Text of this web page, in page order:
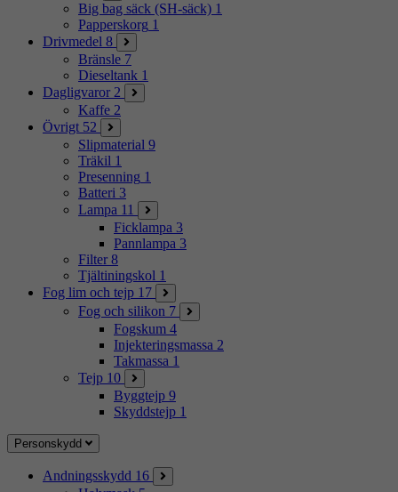
Big bag säck (SH-säck) 1
Papperskorg 1
Drivmedel 8
Bränsle 7
Dieseltank 1
Dagligvaror 2
Kaffe 2
Övrigt 52
Slipmaterial 9
Träkil 1
Presenning 1
Batteri 3
Lampa 11
Ficklampa 3
Pannlampa 3
Filter 8
Tjältiningskol 1
Fog lim och tejp 17
Fog och silikon 7
Fogskum 4
Injekteringsmassa 2
Takmassa 1
Tejp 10
Byggtejp 9
Skyddstejp 1
Personskydd
Andningsskydd 16